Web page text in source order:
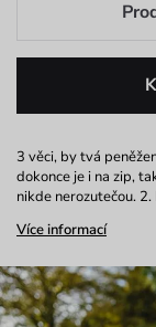
3 věci, by tvá
dokonce je i na zip,
nikde nerozutečou.
Více informací